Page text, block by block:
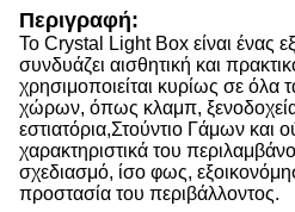
Περιγραφή:
Το Crystal Light Box είναι ένας
συνδυάζει αισθητική και
χρησιμοποιείται κυρίως σε όλα
χώρων, όπως κλαμπ,
εστιατόρια,Στούντιο Γάμων και
χαρακτηριστικά του
σχεδιασμό, ίσο φως,
προστασία του περιβάλλοντος.